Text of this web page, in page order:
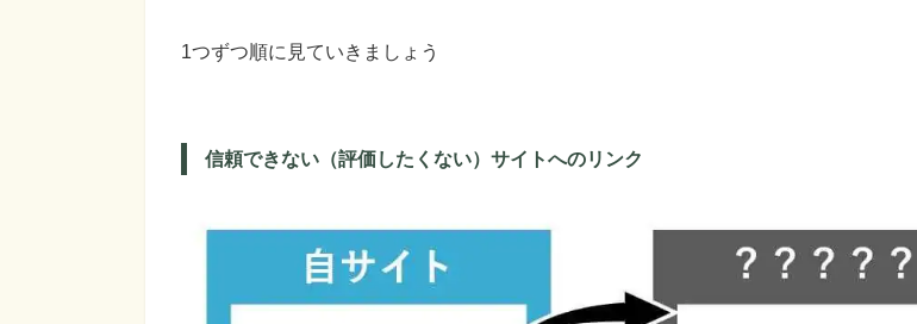
1つずつ順に見ていきましょう
信頼できない（評価したくない）サイトへのリンク